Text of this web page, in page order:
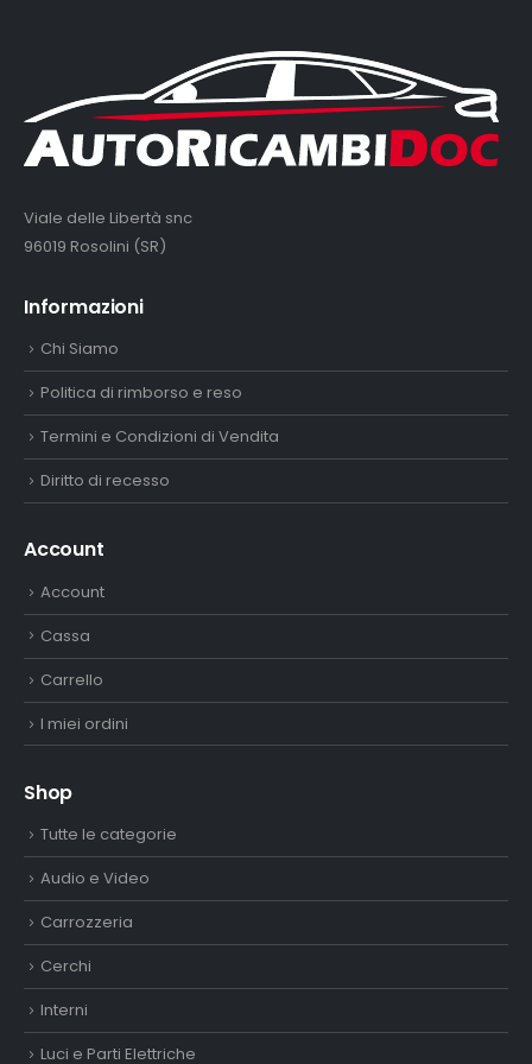
Viale delle Libertà snc
96019 Rosolini (SR)
Informazioni
Chi Siamo
Politica di rimborso e reso
Termini e Condizioni di Vendita
Diritto di recesso
Account
Account
Cassa
Carrello
I miei ordini
Shop
Tutte le categorie
Audio e Video
Carrozzeria
Cerchi
Interni
Luci e Parti Elettriche